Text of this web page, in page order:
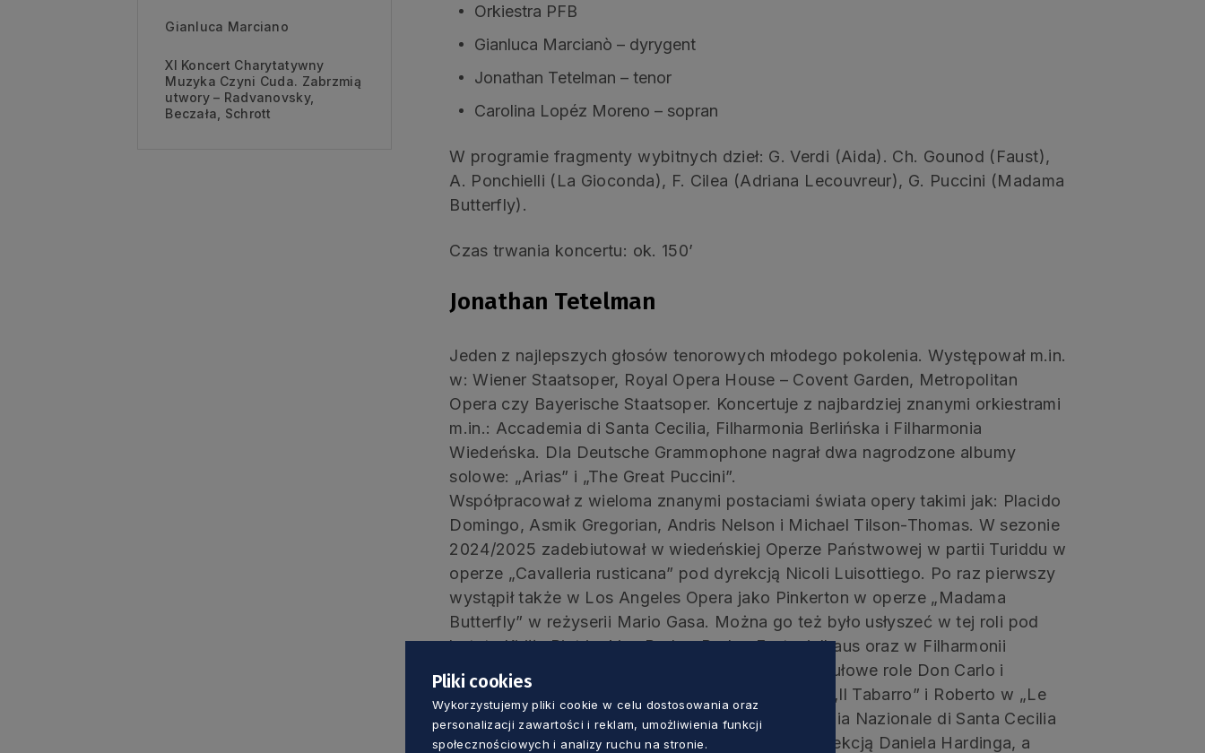
Gianluca Marciano
XI Koncert Charytatywny
Muzyka Czyni Cuda. Zabrzmią
utwory – Radvanovsky,
Beczała, Schrott
Orkiestra PFB
Gianluca Marcianò – dyrygent
Jonathan Tetelman – tenor
Carolina Lopéz Moreno – sopran
W programie fragmenty wybitnych dzieł: G. Verdi (Aida). Ch. Gounod (Faust),
A. Ponchielli (La Gioconda), F. Cilea (Adriana Lecouvreur), G. Puccini (Madama
Butterfly).
Czas trwania koncertu: ok. 150’
Jonathan Tetelman
Jeden z najlepszych głosów tenorowych młodego pokolenia. Występował m.in.
w: Wiener Staatsoper, Royal Opera House – Covent Garden, Metropolitan
Opera czy Bayerische Staatsoper. Koncertuje z najbardziej znanymi orkiestrami
m.in.: Accademia di Santa Cecilia, Filharmonia Berlińska i Filharmonia
Wiedeńska. Dla Deutsche Grammophone nagrał dwa nagrodzone albumy
solowe: „Arias” i „The Great Puccini”.
Współpracował z wieloma znanymi postaciami świata opery takimi jak: Placido
Domingo, Asmik Gregorian, Andris Nelson i Michael Tilson-Thomas. W sezonie
2024/2025 zadebiutował w wiedeńskiej Operze Państwowej w partii Turiddu w
operze „Cavalleria rusticana” pod dyrekcją Nicoli Luisottiego. Po raz pierwszy
wystąpił także w Los Angeles Opera jako Pinkerton w operze „Madama
Butterfly” w reżyserii Mario Gasa. Można go też było usłyszeć w tej roli pod
batutą Kiriłła Pietrienki w Baden-Baden Festspielhaus oraz w Filharmonii
Berlińskiej. W Deutsche Oper Berlin zaśpiewał tytułowe role Don Carlo i
Wertera, zaś w Ópera de Las Palmas Luigiego w „Il Tabarro” i Roberto w „Le
Villi”. Ponadto, zadebiutował z udziałem Accademia Nazionale di Santa Cecilia
w wersjach koncertowych opery „Tosca” pod dyrekcją Daniela Hardinga, a
Pliki cookies
Wykorzystujemy pliki cookie w celu dostosowania oraz
personalizacji zawartości i reklam, umożliwienia funkcji
społecznościowych i analizy ruchu na stronie.